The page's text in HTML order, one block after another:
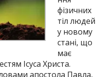
фізичних
тіл людей
у новому
стані, що
має
Ісуса Христа.
апостола Павла,